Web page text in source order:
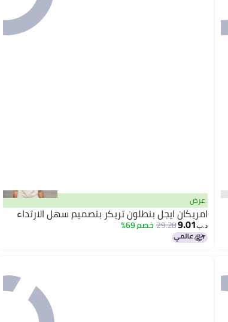
عرض
امريكان ايجل بنطلون تريكر بتصميم سهل الارتداء
د.ب‏9.01
29.28خصم 69%